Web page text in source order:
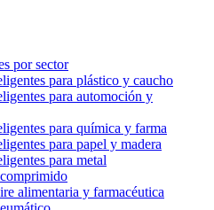
por sector
para plástico y caucho
para automoción y
para química y farma
para papel y madera
para metal
alimentaria y farmacéutica